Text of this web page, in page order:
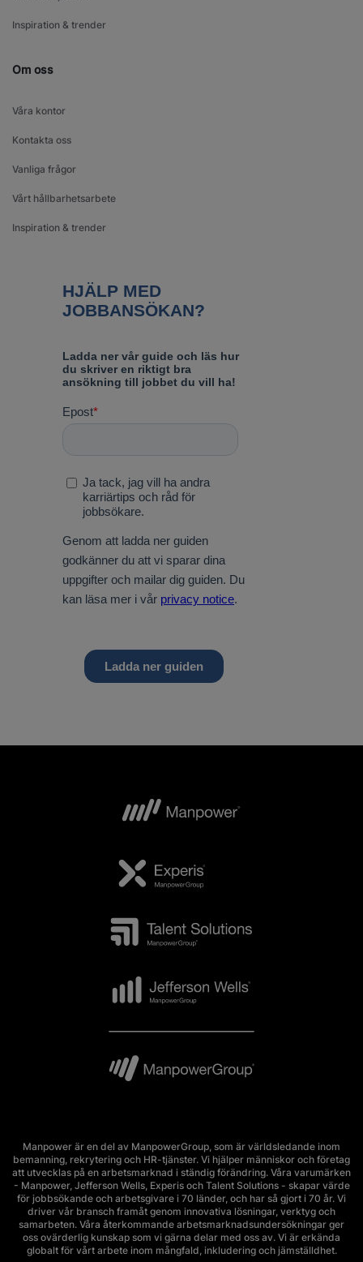
Inspiration & trender
Om oss
Våra kontor
Kontakta oss
Vanliga frågor
Vårt hållbarhetsarbete
Inspiration & trender
Manpower är en del av ManpowerGroup, som är världsledande inom
bemanning, rekrytering och HR-tjänster. Vi hjälper människor och företag
att utvecklas på en arbetsmarknad i ständig förändring. Våra varumärken
- Manpower, Jefferson Wells, Experis och Talent Solutions - skapar värde
för jobbsökande och arbetsgivare i 70 länder, och har så gjort i 70 år. Vi
driver vår bransch framåt genom innovativa lösningar, verktyg och
samarbeten. Våra återkommande arbetsmarknadsundersökningar ger
oss ovärderlig kunskap som vi gärna delar med oss av. Vi är erkända
globalt för vårt arbete inom mångfald, inkludering och jämställdhet.